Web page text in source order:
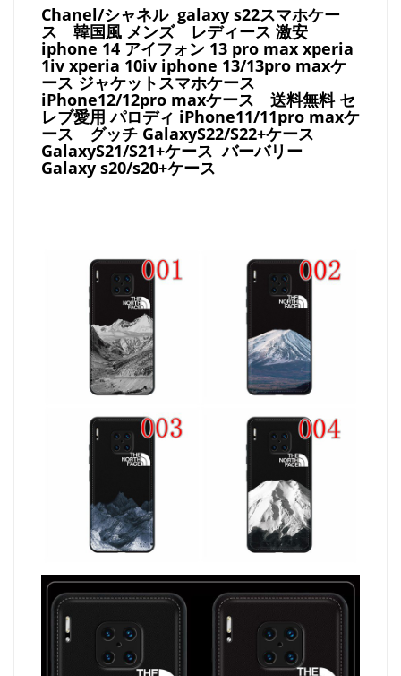
Chanel/シャネル galaxy s22スマホケー
ス 韓国風 メンズ レディース 激安
iphone 14 アイフォン 13 pro max xperia
1iv xperia 10iv iphone 13/13pro maxケ
ース ジャケットスマホケース
iPhone12/12pro maxケース 送料無料 セ
レブ愛用 パロディ iPhone11/11pro maxケ
ース グッチ GalaxyS22/S22+ケース
GalaxyS21/S21+ケース バーバリー
Galaxy s20/s20+ケース